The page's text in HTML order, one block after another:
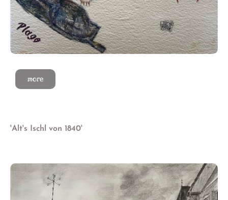
more
'Alt's Ischl von 1840'